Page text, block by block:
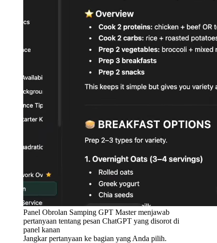
Panel Obrolan Samping GPT Master menjawab
pertanyaan tentang pesan ChatGPT yang disorot di
panel kanan
Jangkar pertanyaan ke bagian yang Anda pilih.